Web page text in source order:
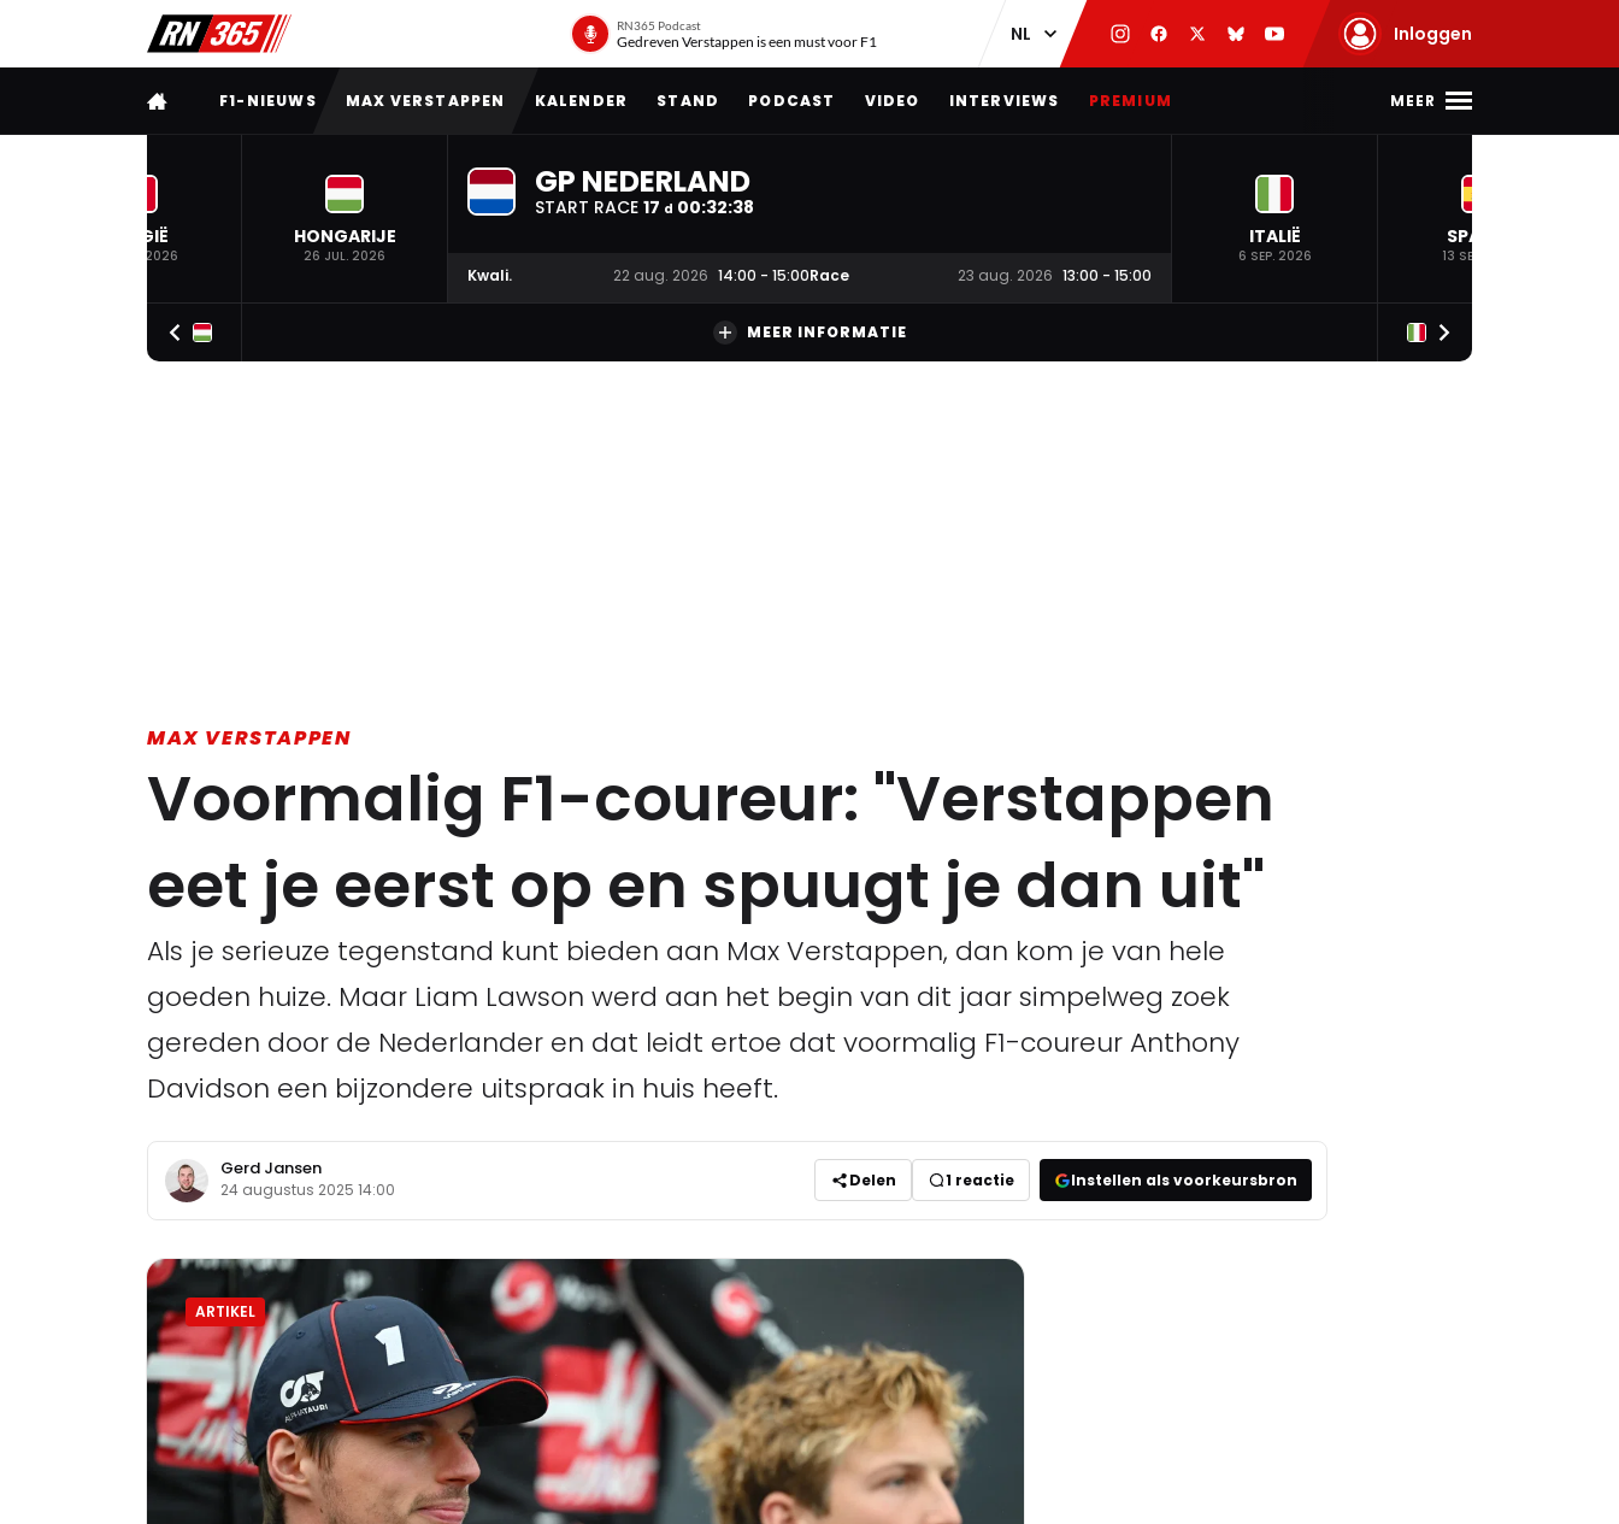
RN365 Podcast
Gedreven Verstappen is een must voor F1 Inloggen
VOLLEDIG MENU
F1-NIEUWS MAX VERSTAPPEN KALENDER STAND PODCAST VIDEO INTERVIEWS PREMIUM MEER
BELGIË
19 JUL. 2026
HONGARIJE
26 JUL. 2026
GP NEDERLAND
START RACE 17 d 00:32:37
Kwali. 22 aug. 2026 14:00 - 15:00Race 23 aug. 2026 13:00 - 15:00
ITALIË
6 SEP. 2026
SPANJE
13 SEP. 2026
MEER INFORMATIE
MAX VERSTAPPEN
Voormalig F1-coureur: "Verstappen
eet je eerst op en spuugt je dan uit"
Als je serieuze tegenstand kunt bieden aan Max Verstappen, dan kom je van hele
goeden huize. Maar Liam Lawson werd aan het begin van dit jaar simpelweg zoek
gereden door de Nederlander en dat leidt ertoe dat voormalig F1-coureur Anthony
Davidson een bijzondere uitspraak in huis heeft.
Gerd Jansen
24 augustus 2025 14:00 Delen 1 reactie Instellen als voorkeursbron
ARTIKEL